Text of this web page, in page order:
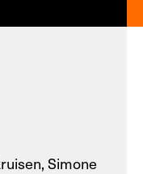
Simone